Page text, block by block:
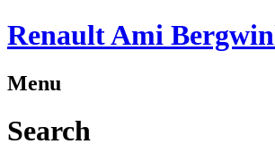
Renault Ami
Menu
Search